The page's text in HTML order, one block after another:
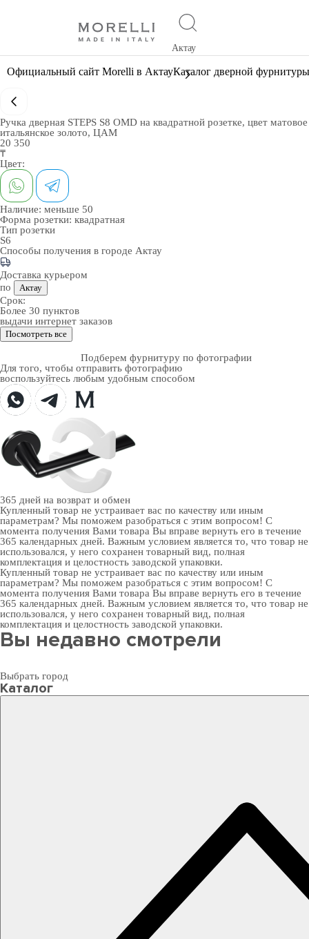
Актау
Официальный сайт Morelli в АктауКаталог дверной фурнитуры
Ручка дверная STEPS S8 OMD на квадратной розетке, цвет матовое
итальянское золото, ЦАМ
20 350
₸
Цвет:
Наличие: меньше 50
Форма розетки: квадратная
Тип розетки
S6
Способы получения в городе Актау
Доставка курьером
по
Актау
Срок:
Более 30 пунктов
выдачи интернет заказов
Посмотреть все
Подберем фурнитуру по фотографии
Для того, чтобы отправить фотографию
воспользуйтесь любым удобным способом
365 дней на возврат и обмен
Купленный товар не устраивает вас по качеству или иным
параметрам? Мы поможем разобраться с этим вопросом! С
момента получения Вами товара Вы вправе вернуть его в течение
365 календарных дней. Важным условием является то, что товар не
использовался, у него сохранен товарный вид, полная
комплектация и целостность заводской упаковки.
Купленный товар не устраивает вас по качеству или иным
параметрам? Мы поможем разобраться с этим вопросом! С
момента получения Вами товара Вы вправе вернуть его в течение
365 календарных дней. Важным условием является то, что товар не
использовался, у него сохранен товарный вид, полная
комплектация и целостность заводской упаковки.
Вы недавно смотрели
Выбрать город
Каталог